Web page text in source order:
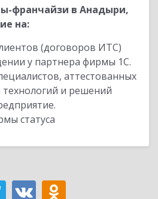
франчайзи в Анадыри,
на:
(договоров ИТС)
у партнера фирмы 1С.
аттестованных
и решений
статуса